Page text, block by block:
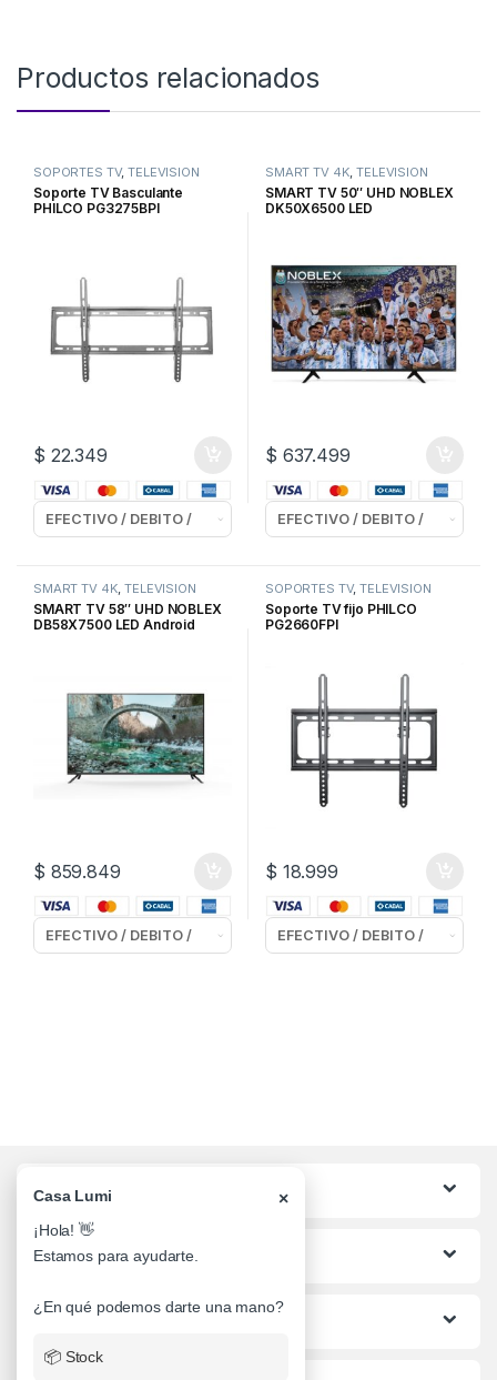
Productos relacionados
SOPORTES TV,TELEVISION
Soporte TV Basculante
PHILCO PG3275BPI
$ 22.349
SMART TV 4K,TELEVISION
SMART TV 50″ UHD NOBLEX
DK50X6500 LED
$ 637.499
SMART TV 4K,TELEVISION
SMART TV 58″ UHD NOBLEX
DB58X7500 LED Android
$ 859.849
SOPORTES TV,TELEVISION
Soporte TV fijo PHILCO
PG2660FPI
$ 18.999
Categorias
Lo mas buscado
Informacion al Cliente
Casa Lumi ×
¡Hola! 👋
Estamos para ayudarte.
¿En qué podemos darte una mano?
📦 Stock